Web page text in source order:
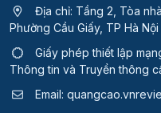
Địa chỉ: Tầng 2, Tòa
Phường Cầu Giấy, TP Hà Nội
Giấy phép thiết lập
Thông tin và Truyền thông
Email: